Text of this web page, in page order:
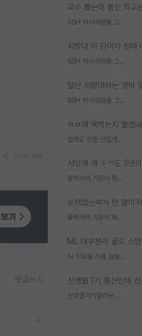
SSH 박사과정을 그만두고 지방대 박사로 옮기면 교수의 꿈은 끝일까요?
SSH 박사과정을 그만두고 지방대 박사로 옮기면 교수의 꿈은 끝일까요?
SSH 박사과정을 그만두고 지방대 박사로 옮기면 교수의 꿈은 끝일까요?
ㅉㅉ왜 욕먹는지 알겠네
입학도 안한 신입생이 원래 관심을 받나요
물박사의 기준이 뭐임?
물박사의 기준이 뭐임?
AI 학회들 거품 슬슬 지적이 나오네요
신생랩가지말라는 이유가 있었구나
댓글쓰기